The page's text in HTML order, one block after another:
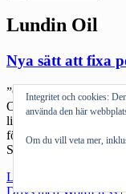
Lundin Oil
Nya sätt att fixa
”Gunilla, det är
Och jag får lite
likt alla kakor,
förmån för klasser, sålt
Smart nytt sätt att
Läs mer
sätt
Drivs med WordPress |
Integritet och cookies:
använda den här
Om du vill veta mer,